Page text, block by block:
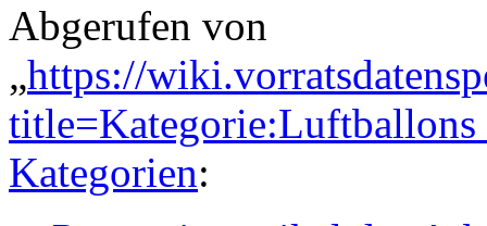
Abgerufen von
„https://
Kategorien: